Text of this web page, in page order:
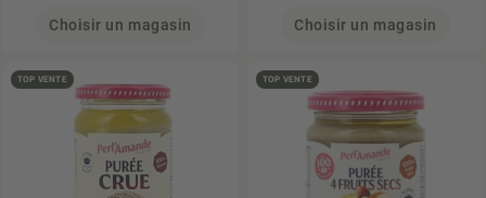
Choisir un magasin Choisir un magasin
TOP VENTE TOP VENTE